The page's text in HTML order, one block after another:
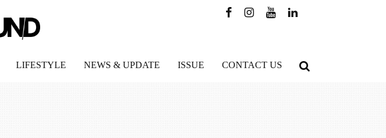
LIFESTYLE NEWS & UPDATE ISSUE CONTACT US